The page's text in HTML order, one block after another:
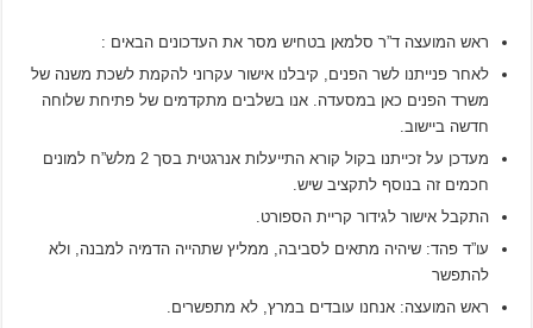
ראש המועצה ד”ר סלמאן בטחיש מסר את העדכונים הבאים :
לאחר פנייתנו לשר הפנים, קיבלנו אישור עקרוני להקמת לשכת משנה של
משרד הפנים כאן במסעדה. אנו בשלבים מתקדמים של פתיחת שלוחה
חדשה ביישוב.
מעדכן על זכייתנו בקול קורא התייעלות אנרגטית בסך 2 מלש”ח למונים
חכמים זה בנוסף לתקציב שיש.
התקבל אישור לגידור קריית הספורט.
עו”ד פהד: שיהיה מתאים לסביבה, ממליץ שתהייה הדמיה למבנה, ולא
להתפשר
ראש המועצה: אנחנו עובדים במרץ, לא מתפשרים.